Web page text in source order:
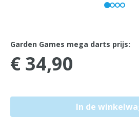
Garden Games mega darts prijs:
€ 34,90